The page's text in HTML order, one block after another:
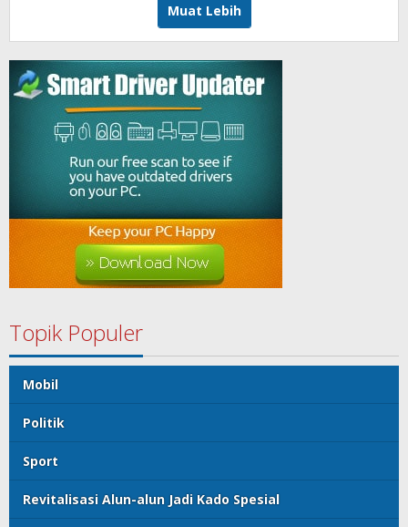
Muat Lebih
Topik Populer
Mobil
Politik
Sport
Revitalisasi Alun-alun Jadi Kado Spesial